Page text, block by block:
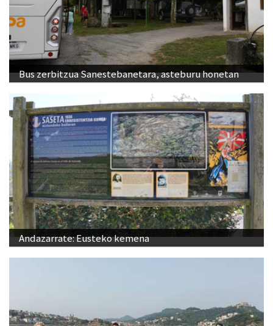
Bus zerbitzua Sanestebanetara, asteburu honetan
Andazarrate: Eusteko kemena